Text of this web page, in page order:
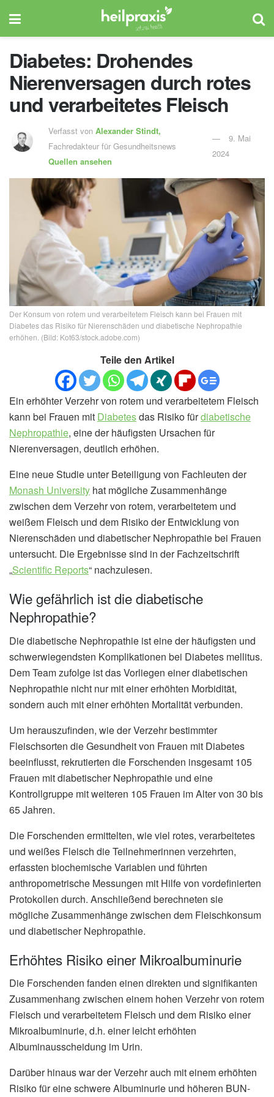
Diabetes: Drohendes
Nierenversagen durch rotes
und verarbeitetes Fleisch
Verfasst von Alexander Stindt,
Fachredakteur für Gesundheitsnews
Quellen ansehen
9. Mai
2024
Der Konsum von rotem und verarbeitetem Fleisch kann bei Frauen mit
Diabetes das Risiko für Nierenschäden und diabetische Nephropathie
erhöhen. (Bild: Kot63/stock.adobe.com)
Teile den Artikel
Ein erhöhter Verzehr von rotem und verarbeitetem Fleisch
kann bei Frauen mit Diabetesdas Risiko fürdiabetische
Nephropathie, eine der häufigsten Ursachen für
Nierenversagen, deutlich erhöhen.
Eine neue Studie unter Beteiligung von Fachleuten der
Monash University hat mögliche Zusammenhänge
zwischen dem Verzehr von rotem, verarbeitetem und
weißem Fleisch und dem Risiko der Entwicklung von
Nierenschäden und diabetischer Nephropathie bei Frauen
untersucht. Die Ergebnisse sind in der Fachzeitschrift
„Scientific Reports“ nachzulesen.
Wie gefährlich ist die diabetische
Nephropathie?
Die diabetische Nephropathie ist eine der häufigsten und
schwerwiegendsten Komplikationen bei Diabetes mellitus.
Dem Team zufolge ist das Vorliegen einer diabetischen
Nephropathie nicht nur mit einer erhöhten Morbidität,
sondern auch mit einer erhöhten Mortalität verbunden.
Um herauszufinden, wie der Verzehr bestimmter
Fleischsorten die Gesundheit von Frauen mit Diabetes
beeinflusst, rekrutierten die Forschenden insgesamt 105
Frauen mit diabetischer Nephropathie und eine
Kontrollgruppe mit weiteren 105 Frauen im Alter von 30 bis
65 Jahren.
Die Forschenden ermittelten, wie viel rotes, verarbeitetes
und weißes Fleisch die Teilnehmerinnen verzehrten,
erfassten biochemische Variablen und führten
anthropometrische Messungen mit Hilfe von vordefinierten
Protokollen durch. Anschließend berechneten sie
mögliche Zusammenhänge zwischen dem Fleischkonsum
und diabetischer Nephropathie.
Erhöhtes Risiko einer Mikroalbuminurie
Die Forschenden fanden einen direkten und signifikanten
Zusammenhang zwischen einem hohen Verzehr von rotem
Fleisch und verarbeitetem Fleisch und dem Risiko einer
Mikroalbuminurie, d.h. einer leicht erhöhten
Albuminausscheidung im Urin.
Darüber hinaus war der Verzehr auch mit einem erhöhten
Risiko für eine schwere Albuminurie und höheren BUN-